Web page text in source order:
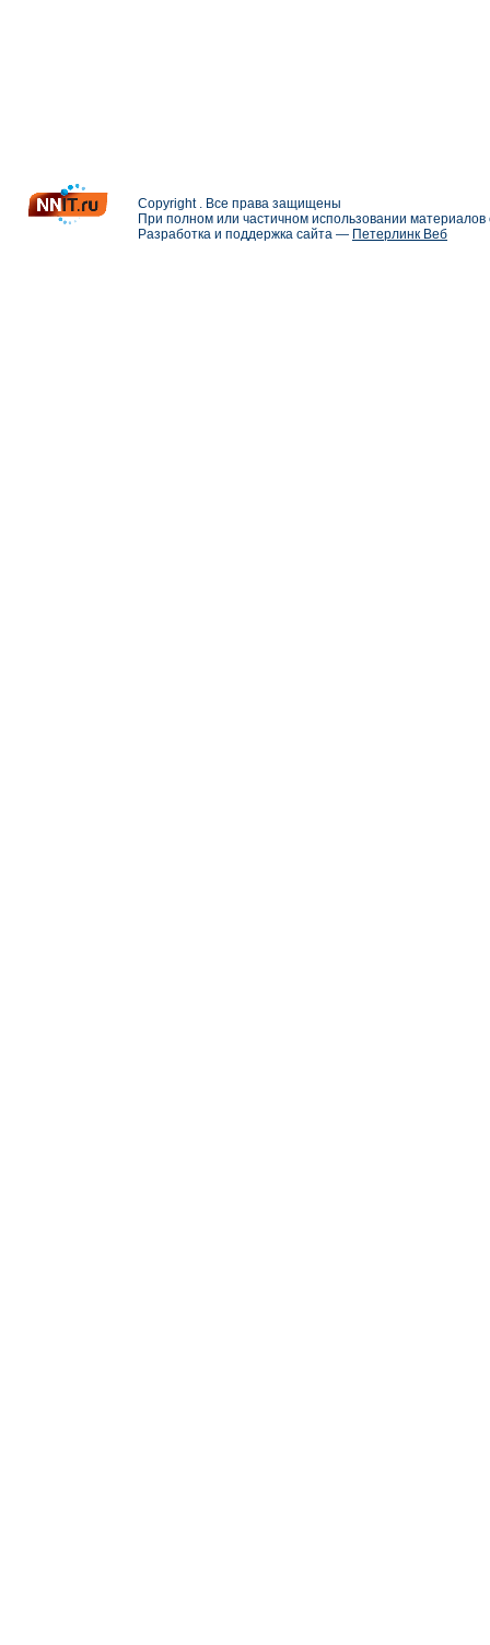
Copyright . Все права защищены
При полном или частичном использовании
Разработка и поддержка сайта — Петерлинк Веб